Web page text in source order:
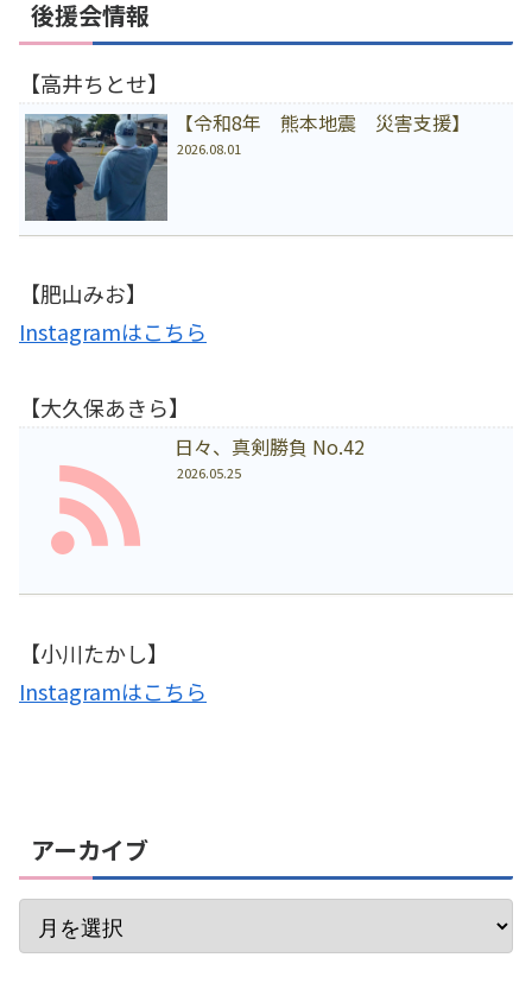
後援会情報
【高井ちとせ】
【令和8年 熊本地震 災害支援】
2026.08.01
【肥山みお】
Instagramはこちら
【大久保あきら】
日々、真剣勝負 No.42
2026.05.25
【小川たかし】
Instagramはこちら
アーカイブ